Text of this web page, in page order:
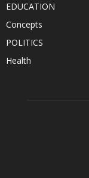
EDUCATION
Concepts
POLITICS
Health